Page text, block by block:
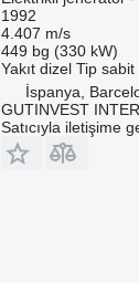
1992
4.407 m/s
449 bg (330 kW)
Yakıt dizel Tip sabit
İspanya,
GUTINVEST
Satıcıyla iletişime